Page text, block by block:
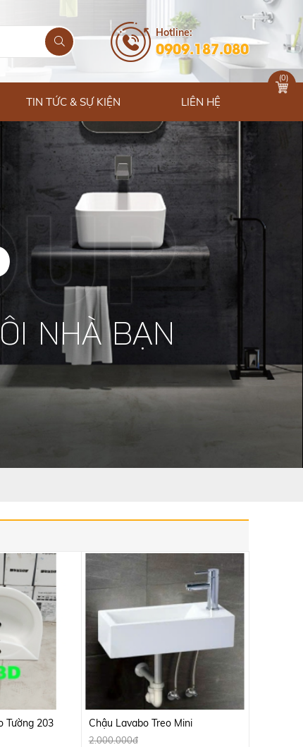
Hotline:
0909.187.080
TIN TỨC & SỰ KIỆN LIÊN HỆ
(0)
NHÀ BẠN
Tường 203 Chậu Lavabo Treo Mini
2.000.000đ